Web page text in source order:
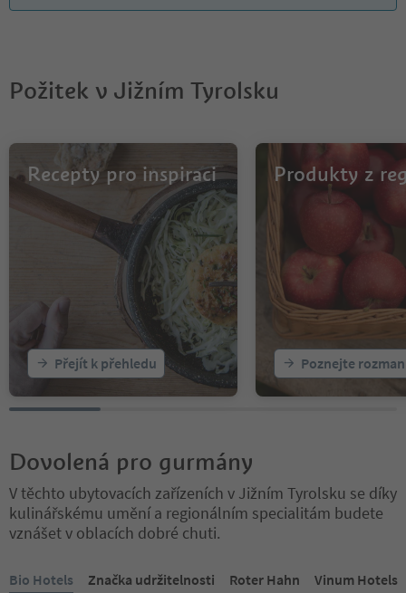
Požitek v Jižním Tyrolsku
Recepty pro inspiraci
Přejít k přehledu
Produkty z
Poznejte
Dovolená pro gurmány
V těchto ubytovacích zařízeních v Jižním Tyrolsku se díky
kulinářskému umění a regionálním specialitám budete
vznášet v oblacích dobré chuti.
Bio Hotels Značka udržitelnosti Roter Hahn Vinum Hotels